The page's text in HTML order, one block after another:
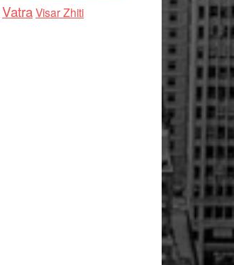
VatraVisar Zhiti